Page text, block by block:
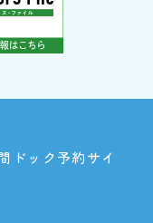
ドック予約サイ